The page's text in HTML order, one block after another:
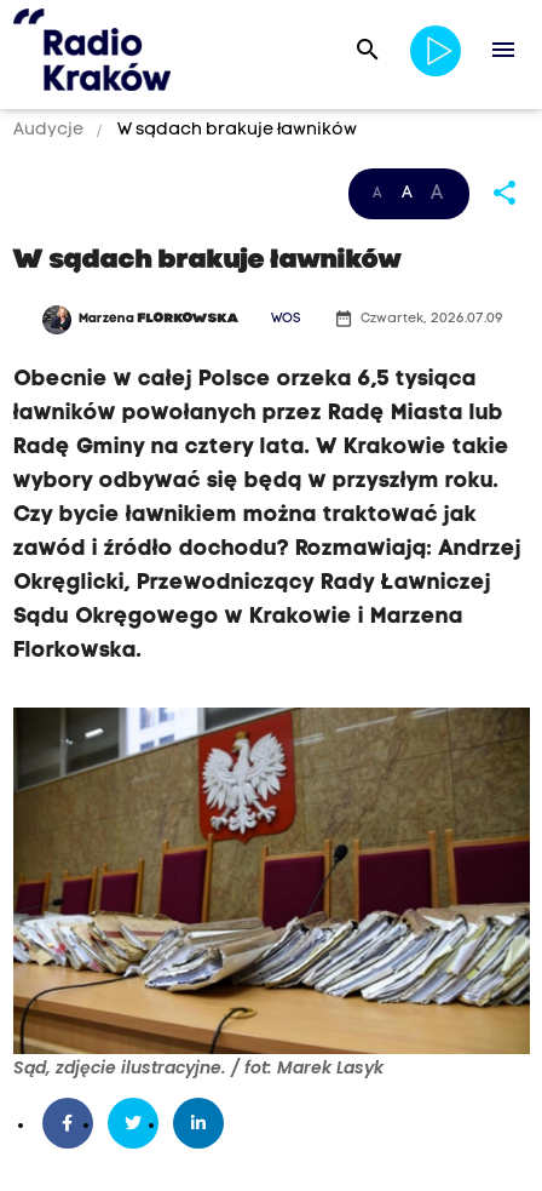
search menu
Audycje W sądach brakuje ławników
A A A share
W sądach brakuje ławników
Marzena FLORKOWSKA WOS date_range Czwartek, 2026.07.09
Obecnie w całej Polsce orzeka 6,5 tysiąca
ławników powołanych przez Radę Miasta lub
Radę Gminy na cztery lata. W Krakowie takie
wybory odbywać się będą w przyszłym roku.
Czy bycie ławnikiem można traktować jak
zawód i źródło dochodu? Rozmawiają: Andrzej
Okręglicki, Przewodniczący Rady Ławniczej
Sądu Okręgowego w Krakowie i Marzena
Florkowska.
Sąd, zdjęcie ilustracyjne. / fot: Marek Lasyk